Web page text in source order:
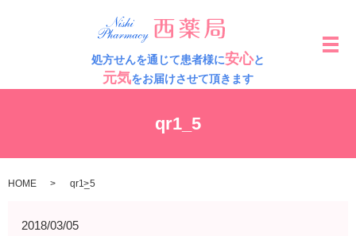
処方せんを通じて患者様に安心と
元気をお届けさせて頂きます
メ
qr1_5
HOME qr1_5
2018/03/05